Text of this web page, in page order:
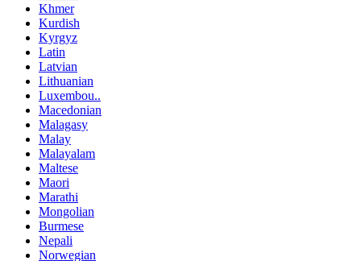
Khmer
Kurdish
Kyrgyz
Latin
Latvian
Lithuanian
Luxembou..
Macedonian
Malagasy
Malay
Malayalam
Maltese
Maori
Marathi
Mongolian
Burmese
Nepali
Norwegian